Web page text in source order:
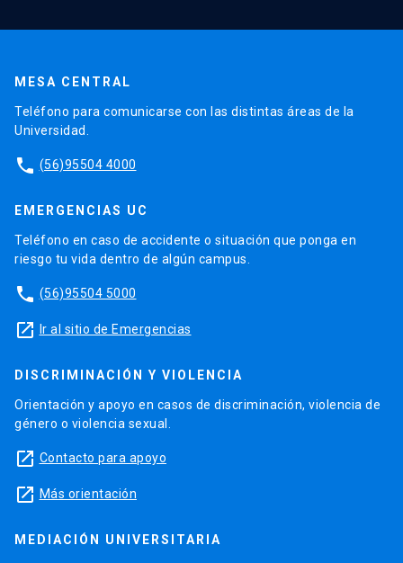
MESA CENTRAL
Teléfono para comunicarse con las distintas áreas de la
Universidad.
phone (56)95504 4000
EMERGENCIAS UC
Teléfono en caso de accidente o situación que ponga en
riesgo tu vida dentro de algún campus.
phone (56)95504 5000
launch Ir al sitio de Emergencias
DISCRIMINACIÓN Y VIOLENCIA
Orientación y apoyo en casos de discriminación, violencia de
género o violencia sexual.
launch Contacto para apoyo
launch Más orientación
MEDIACIÓN UNIVERSITARIA